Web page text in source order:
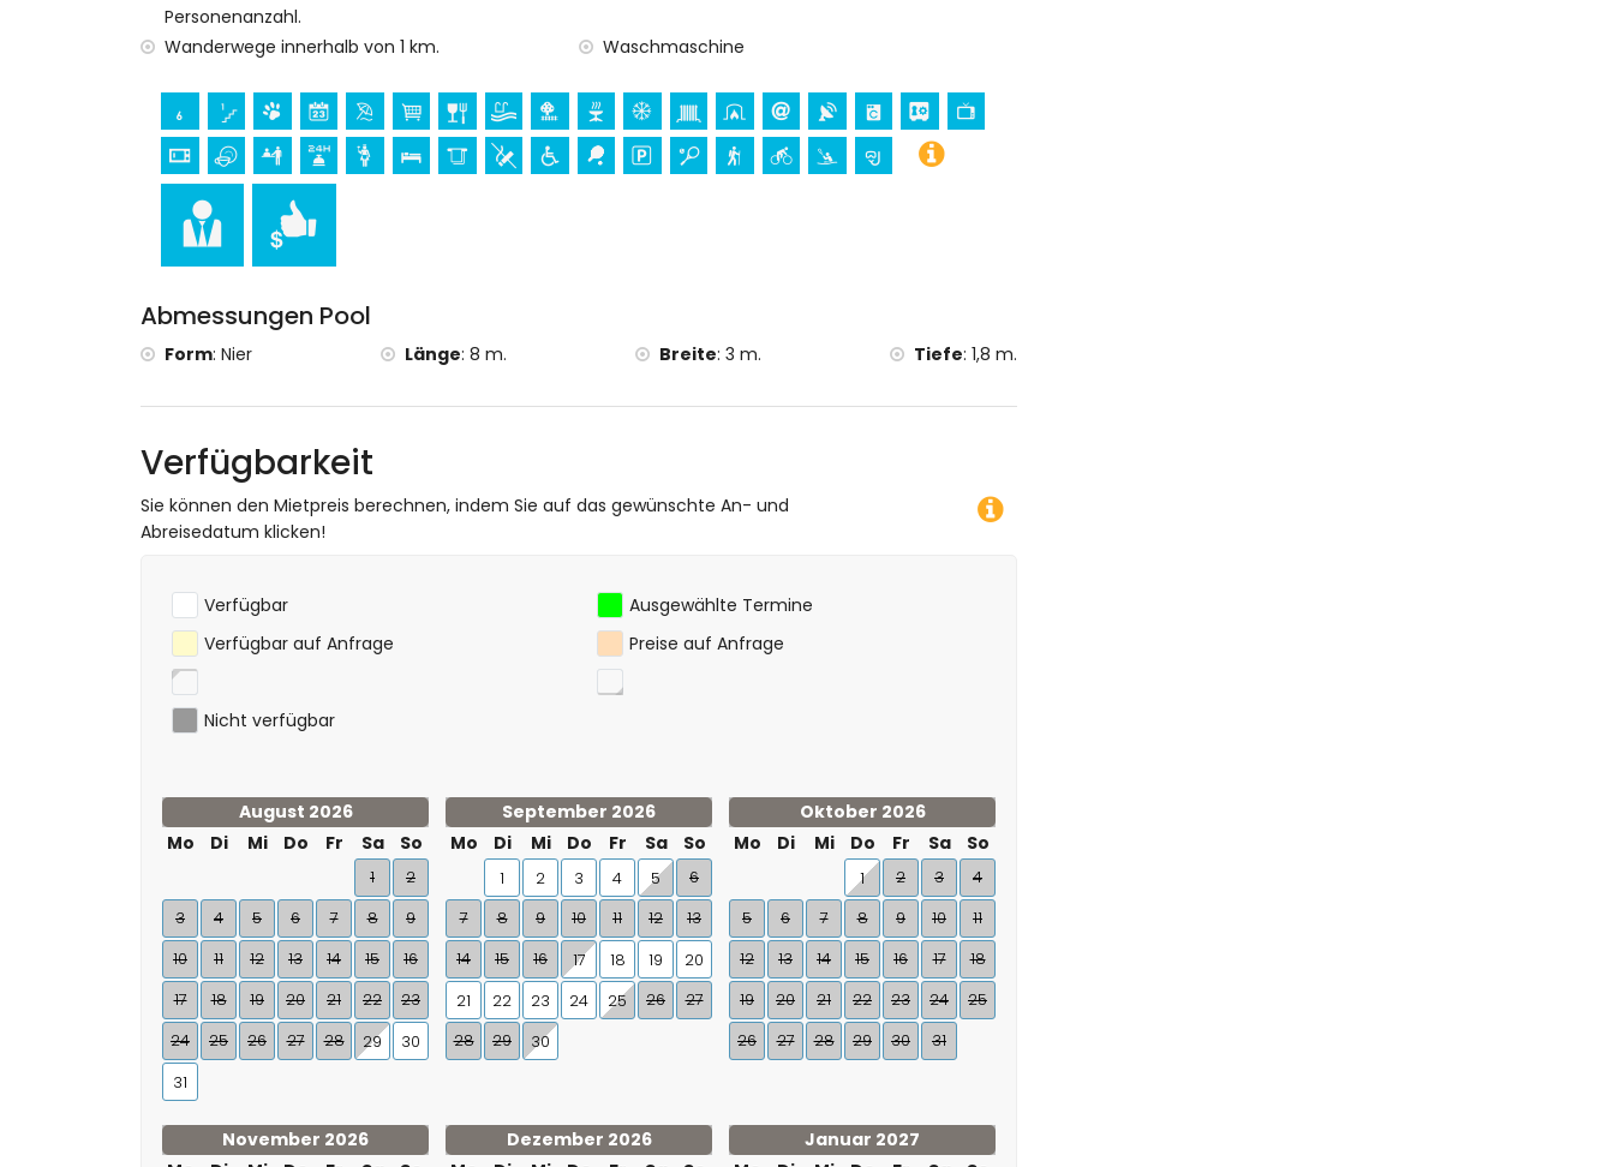
Unterhaltungs- und Freizeitaktivitäten für Ihren Urlaub in Jávea, Costa Blanca
Bar (innerhalb von 500 Metern vom Haus)
Sehenswürdigkeiten und Kultur in Jávea, Costa Blanca
Kirche (Puerto Jávea) und Ruine (Plana Molinas) (innerhalb von 10 Kilometern von der Unterkunft)
Tennis, Wandern und Radfahren (innerhalb von 1000 Metern von der Villa)
Kayakfahren und Schnorcheln (innerhalb von 5 Kilometern von der Villa)
Golf (Jávea), Reiten, Angeln, Tauchen, Surfen und Windsurfen (innerhalb von 10 Kilometern von
der Villa)
Personenanzahl.
Wanderwege innerhalb von 1 km. Waschmaschine
Abmessungen Pool
Form: Nier Länge: 8 m. Breite: 3 m. Tiefe: 1,8 m.
Verfügbarkeit
Sie können den Mietpreis berechnen, indem Sie auf das gewünschte An- und
Abreisedatum klicken!
Verfügbar
Ausgewählte Termine
Verfügbar auf Anfrage
Preise auf Anfrage
Nicht verfügbar
August 2026
Mo
Di Mi Do Fr Sa So
1
2
3
4 5 6 7 8
9
10
11 12 13 14 15
16
17
18 19 20 21 22
23
24
25 26 27 28 29
30
31
September 2026
Mo
Di Mi Do Fr Sa So
1 2 3 4 5
6
7
8 9 10 11 12
13
14
15 16 17 18 19
20
21
22 23 24 25 26
27
28
29 30
Oktober 2026
Mo
Di Mi Do Fr Sa So
1 2 3
4
5
6 7 8 9 10
11
12
13 14 15 16 17
18
19
20 21 22 23 24
25
26
27 28 29 30 31
November 2026
Dezember 2026
Januar 2027